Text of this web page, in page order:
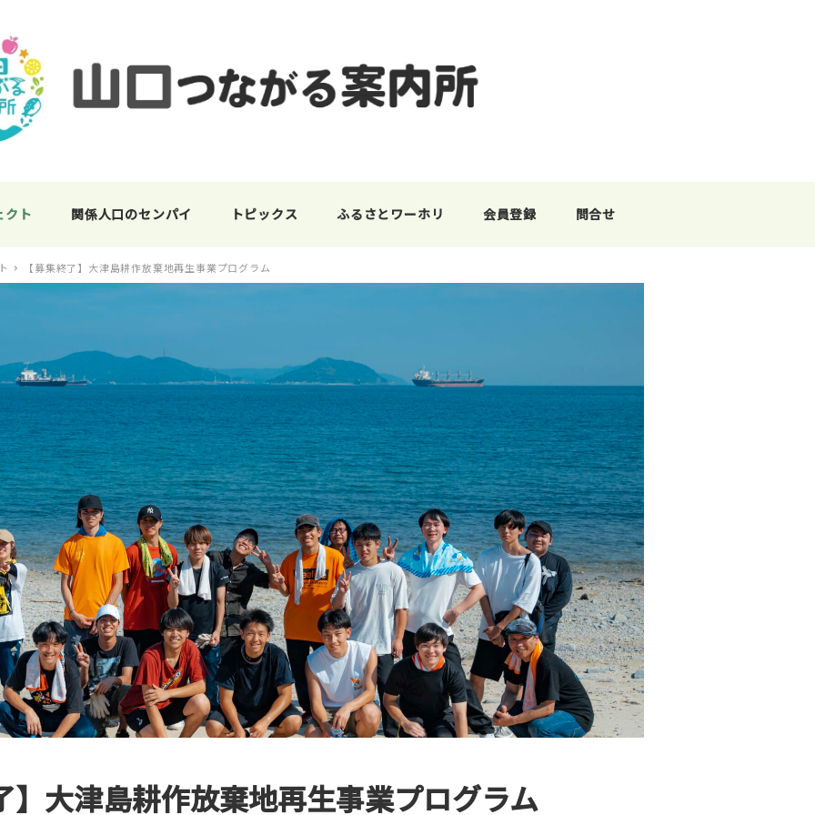
クト 関係人口のセンパイ トピックス ふるさとワーホリ 会員登録 問合せ
【募集終了】大津島耕作放棄地再生事業プログラム
】大津島耕作放棄地再生事業プログラム